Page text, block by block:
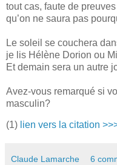
tout cas, faute de
qu’on ne saura pas
Le soleil se couchera
je lis Hélène Dorion ou
Et demain sera un autre
Avez-vous remarqué si
masculin?
(1) lien vers la citation
Claude Lamarche 6